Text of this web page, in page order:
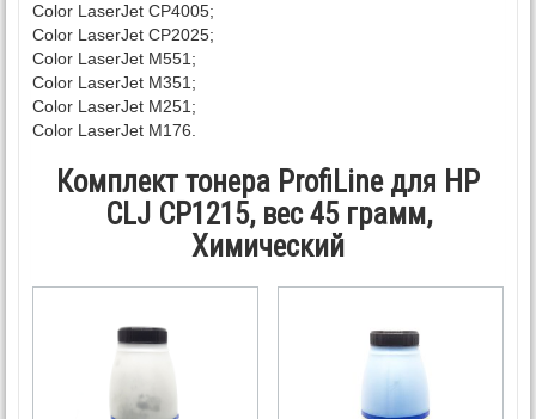
Color LaserJet CP4005;
Color LaserJet CP2025;
Color LaserJet M551;
Color LaserJet M351;
Color LaserJet M251;
Color LaserJet M176.
Комплект тонера ProfiLine для HP
CLJ CP1215, вес 45 грамм,
Химический